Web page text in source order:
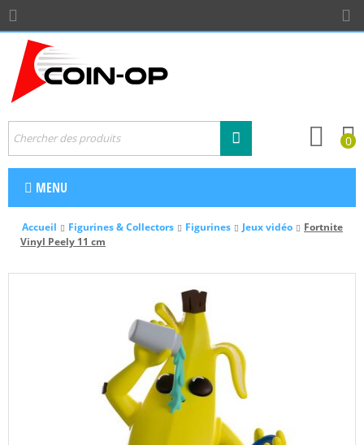
0
MENU
Accueil Figurines & Collectors Figurines Jeux vidéo
Fortnite
Vinyl Peely 11 cm